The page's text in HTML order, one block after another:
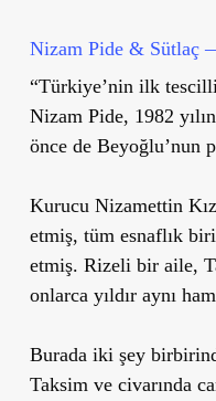
Nizam Pide & Sütlaç
“Türkiye’nin ilk
Nizam Pide, 1982
önce de Beyoğlu’nun
Kurucu Nizamettin
etmiş, tüm esnaflık
etmiş. Rizeli bir aile,
onlarca yıldır aynı
Burada iki şey
Taksim ve civarında